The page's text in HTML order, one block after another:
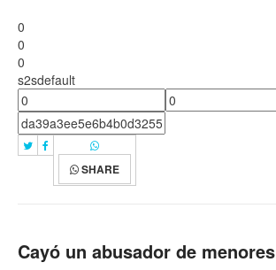
0
0
0
s2sdefault
SHARE
Cayó un abusador de menores